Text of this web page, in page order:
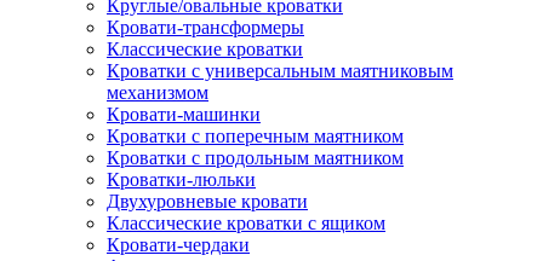
Круглые/овальные кроватки
Кровати-трансформеры
Классические кроватки
Кроватки с универсальным маятниковым
механизмом
Кровати-машинки
Кроватки с поперечным маятником
Кроватки с продольным маятником
Кроватки-люльки
Двухуровневые кровати
Классические кроватки с ящиком
Кровати-чердаки